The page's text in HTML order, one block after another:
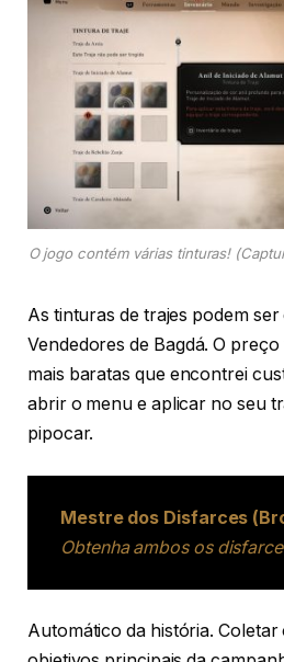
O jogo contém várias tinturas!
As tinturas de trajes podem
Vendedores de Bagdá. O
mais baratas que encontrei
abrir o menu e aplicar no seu
pipocar.
Mestre dos Disfarces
Obtenha ambos os
Automático da história. Coletar